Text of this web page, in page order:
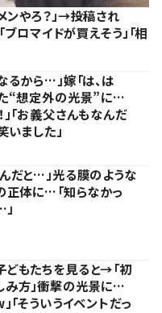
ンやろ？」→投稿され
ロマイドが買えそう」「相
から…」嫁「は、は
“想定外の光景”に…
」「お義父さんもなんだ
いました」
だと…」光る膜のような
正体に…「知らなかっ
もたちを見ると→「初
み方」衝撃の光景に…
「そういうイベントだっ